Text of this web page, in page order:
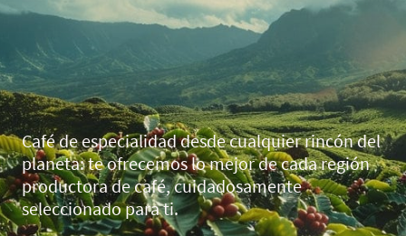
Café de especialidad desde cualquier rincón del
planeta: te ofrecemos lo mejor de cada región
productora de café, cuidadosamente
seleccionado para ti.